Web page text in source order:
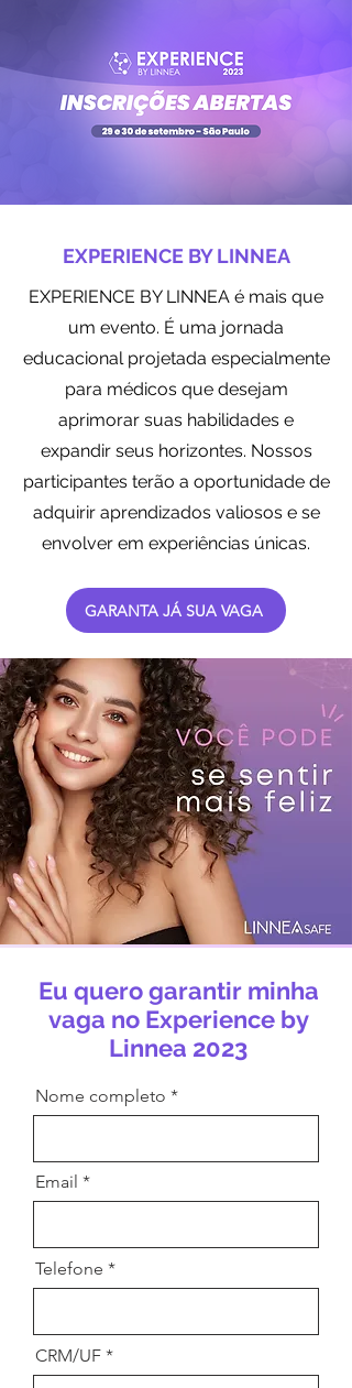
EXPERIENCE BY LINNEA
EXPERIENCE BY LINNEA é mais que
um evento. É uma jornada
educacional projetada especialmente
para médicos que desejam
aprimorar suas habilidades e
expandir seus horizontes. Nossos
participantes terão a oportunidade de
adquirir aprendizados valiosos e se
envolver em experiências únicas.
GARANTA JÁ SUA VAGA
Eu quero garantir minha
vaga no Experience by
Linnea 2023
Nome completo
Email
Telefone
CRM/UF